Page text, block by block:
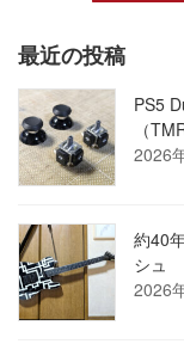
最近の投稿
PS5
（
2026
約40
シュ
2026